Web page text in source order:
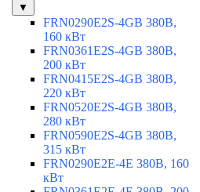
▼
FRN0290E2S-4GB 380В,
160 кВт
FRN0361E2S-4GB 380В,
200 кВт
FRN0415E2S-4GB 380В,
220 кВт
FRN0520E2S-4GB 380В,
280 кВт
FRN0590E2S-4GB 380В,
315 кВт
FRN0290E2E-4E 380В, 160
кВт